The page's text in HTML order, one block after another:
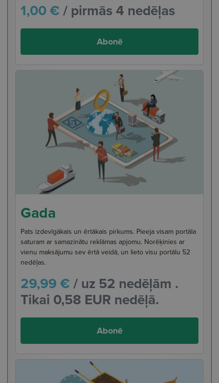
1,00 €/ pirmās 4 nedēļas
Abonē
Gada
Pats izdevīgākais un ērtākais pirkums. Pieeja visam portāla
saturam ar samazinātu reklāmas apjomu. Norēķinies ar
vienu maksājumu sev ērtā veidā, un lieto visu portālu 52
nedēļas.
29,99 €/ uz 52 nedēļām .
Tikai 0,58 EUR nedēļā.
Abonē